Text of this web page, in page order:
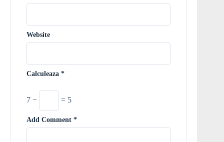
Website
Calculeaza *
7 − = 5
Add Comment *